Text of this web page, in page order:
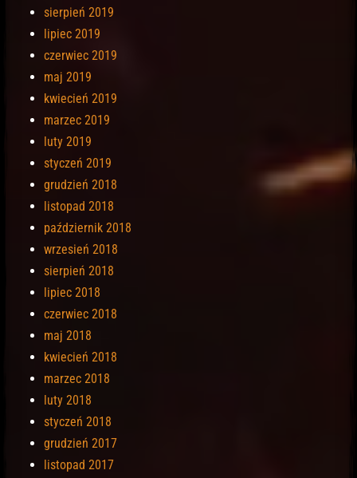
sierpień 2019
lipiec 2019
czerwiec 2019
maj 2019
kwiecień 2019
marzec 2019
luty 2019
styczeń 2019
grudzień 2018
listopad 2018
październik 2018
wrzesień 2018
sierpień 2018
lipiec 2018
czerwiec 2018
maj 2018
kwiecień 2018
marzec 2018
luty 2018
styczeń 2018
grudzień 2017
listopad 2017